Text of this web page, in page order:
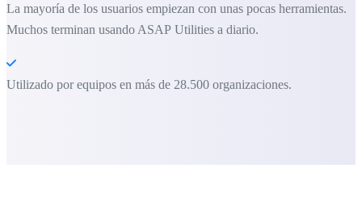
La mayoría de los usuarios empiezan con unas pocas herramientas.
Muchos terminan usando ASAP Utilities a diario.
Utilizado por equipos en más de 28.500 organizaciones.